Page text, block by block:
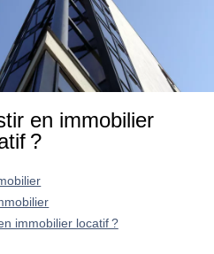
en immobilier
?
immobilier locatif ?